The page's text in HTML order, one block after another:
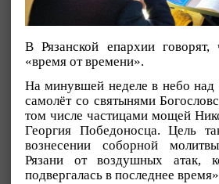
В Рязанской епархии говорят,
«время от времени».
На минувшей неделе в небо над
самолёт со святынями
том числе частицами мощей
Георгия Победоносца. Цель
вознесении соборной
Рязани от воздушных атак,
подвергалась в последнее